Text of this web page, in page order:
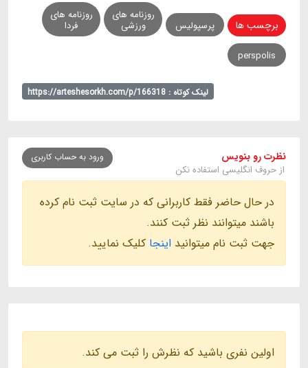
برچسب ها پرسپولیس
روزنامه های
ورزشی
روزنامه های
فردا
perspolis
لینک کوتاه : https://arteshesorkh.com/p/166318
نظرت رو بنویس
از حروف انگلیسی استفاده نکن
ورود به حساب کاربری
در حال حاضر فقط کاربرانی که در سایت ثبت نام کرده
باشند میتوانند نظر ثبت کنند.
جهت ثبت نام میتوانید اینجا کلیک نمایید.
اولین نفری باشید که نظرش را ثبت می کند.